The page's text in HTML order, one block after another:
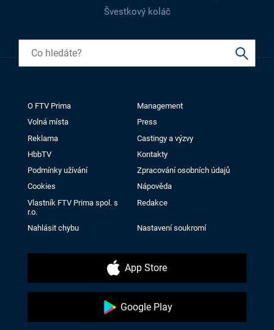
Švestkový koláč
O FTV Prima
Management
Volná místa
Press
Reklama
Castingy a výzvy
HbbTV
Kontakty
Podmínky užívání
Zpracování osobních údajů
Cookies
Nápověda
Vlastník FTV Prima spol. s
r.o.
Redakce
Nahlásit chybu Nastavení soukromí
App Store
Google Play